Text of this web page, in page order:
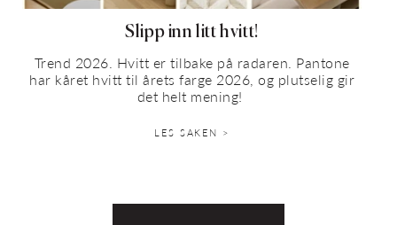
Slipp inn litt hvitt!
Trend 2026. Hvitt er tilbake på radaren. Pantone
har kåret hvitt til årets farge 2026, og plutselig gir
det helt mening!
LES SAKEN >